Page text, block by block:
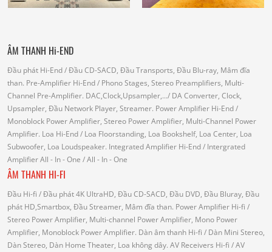
ÂM THANH Hi-END
Đầu phát Hi-End/ Đầu CD-SACD, Đầu Transports, Đầu Blu-ray, Mâm đĩa
than. Pre-Amplifier Hi-End/ Phono Stages, Stereo Preamplifiers, Multi-
Channel Pre-Amplifier. DAC,Clock,Upsampler,.../ DA Converter, Clock,
Upsampler, Đầu Network Player, Streamer. Power Amplifier Hi-End/
Monoblock Power Amplifier, Stereo Power Amplifier, Multi-Channel Power
Amplifier. Loa Hi-End/ Loa Floorstanding, Loa Bookshelf, Loa Center, Loa
Subwoofer, Loa Loudspeaker. Integrated Amplifier Hi-End/ Intergrated
AmplifierAll - In - One / All - In - One
ÂM THANH HI-FI
Đầu Hi-fi / Đầu phát 4K UltraHD, Đầu CD-SACD, Đầu DVD, Đầu Bluray, Đầu
phát HD,Smartbox, Đầu Streamer, Mâm đĩa than. Power Amplifier Hi-fi /
Stereo Power Amplifier, Multi-channel Power Amplifier, Mono Power
Amplifier, Monoblock Power Amplifier. Dàn âm thanh Hi-fi / Dàn Mini Stereo,
Dàn Stereo, Dàn Home Theater, Loa không dây. AV Receivers Hi-fi / AV